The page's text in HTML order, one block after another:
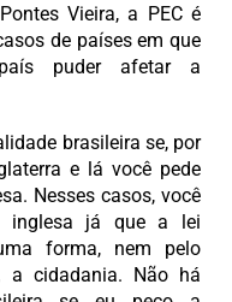
Vieira, a PEC é
de países em que
puder afetar a
brasileira se, por
e lá você pede
Nesses casos, você
inglesa já que a lei
forma, nem pelo
a cidadania. Não há